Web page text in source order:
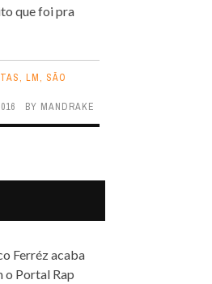
que foi pra
, LM, SÃO
BY MANDRAKE
o Portal Rap